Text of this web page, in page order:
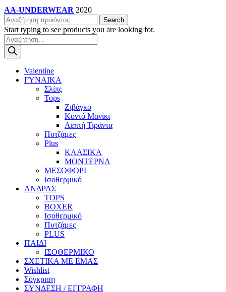
AA-UNDERWEAR 2020
Search
Start typing to see products you are looking for.
Products
search
Valentine
ΓΥΝΑΙΚΑ
Σλίπς
Tops
Ζιβάγκο
Κοντό Μανίκι
Λεπτή Τιράντα
Πυτζάμες
Plus
ΚΛΑΣΙΚΑ
ΜΟΝΤΕΡΝΑ
ΜΕΣΟΦΟΡΙ
Ισοθερμικό
ΑΝΔΡΑΣ
TOPS
BOXER
Ισοθερμικό
Πυτζάμες
PLUS
ΠΑΙΔΙ
ΙΣΟΘΕΡΜΙΚΟ
ΣΧΕΤΙΚΑ ΜΕ ΕΜΑΣ
Wishlist
Σύγκριση
ΣΥΝΔΕΣΗ / ΕΓΓΡΑΦΗ